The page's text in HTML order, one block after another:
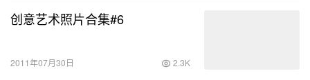
创意艺术照片合集#6
2011年07月30日 2.3K